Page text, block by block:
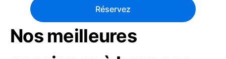
Réservez
Nos meilleures